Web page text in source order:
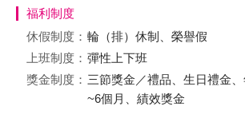
福利制度
休假制度： 輪（排）休制、榮譽假
上班制度： 彈性上下班
獎金制度： 三節獎金／禮品、生日禮金
~6個月、績效獎金